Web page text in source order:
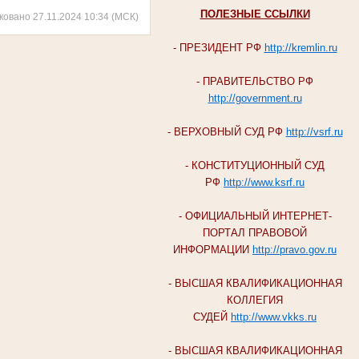
ПОЛЕЗНЫЕ ССЫЛКИ
- ПРЕЗИДЕНТ РФ http://kremlin.ru
- ПРАВИТЕЛЬСТВО РФ
http://government.ru
- ВЕРХОВНЫЙ СУД РФ http://vsrf.ru
- КОНСТИТУЦИОННЫЙ СУД
РФ http://www.ksrf.ru
- ОФИЦИАЛЬНЫЙ ИНТЕРНЕТ-
ПОРТАЛ ПРАВОВОЙ
ИНФОРМАЦИИ http://pravo.gov.ru
- ВЫСШАЯ КВАЛИФИКАЦИОННАЯ
КОЛЛЕГИЯ
СУДЕЙ http://www.vkks.ru
- ВЫСШАЯ КВАЛИФИКАЦИОННАЯ
27.11.2024 10:34 (МСК)